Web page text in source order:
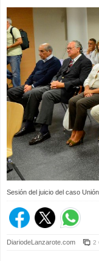
Sesión del juicio del caso
DiariodeLanzarote.com 2